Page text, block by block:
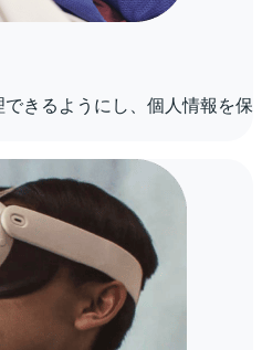
きるようにし、個人情報を保